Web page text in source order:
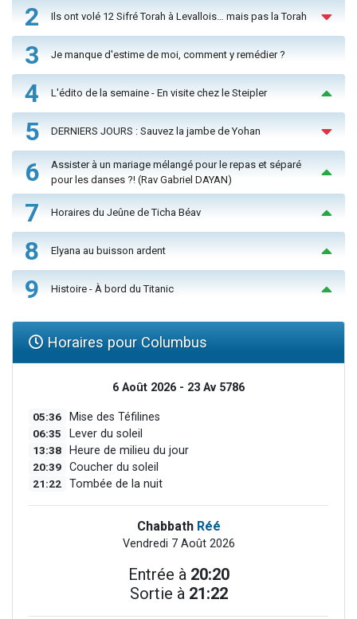
2 Ils ont volé 12 Sifré Torah à Levallois… mais pas la Torah
3 Je manque d'estime de moi, comment y remédier ?
4 L'édito de la semaine - En visite chez le Steipler
5 DERNIERS JOURS : Sauvez la jambe de Yohan
6
Assister à un mariage mélangé pour le repas et séparé
pour les danses ?! (Rav Gabriel DAYAN)
7 Horaires du Jeûne de Ticha Béav
8 Elyana au buisson ardent
9 Histoire - À bord du Titanic
Horaires pour Columbus
6 Août 2026 - 23 Av 5786
05:36 Mise des Téfilines
06:35 Lever du soleil
13:38 Heure de milieu du jour
20:39 Coucher du soleil
21:22 Tombée de la nuit
Chabbath Réé
Vendredi 7 Août 2026
Entrée à 20:20
Sortie à 21:22